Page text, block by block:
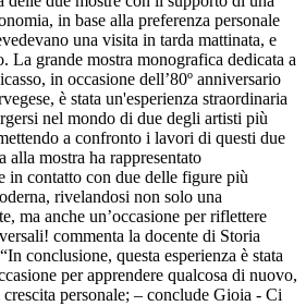
in base alla preferenza personale
una visita in tarda mattinata, e
La grande mostra monografica dedicata a
in occasione dell’80º anniversario
è stata un'esperienza straordinaria
nel mondo di due degli artisti più
a confronto i lavori di questi due
alla mostra ha rappresentato
in contatto con due delle figure più
rivelandosi non solo una
ma anche un’occasione per riflettere
commenta la docente di Storia
“In conclusione, questa esperienza è stata
per apprendere qualcosa di nuovo,
personale; – conclude Gioia - Ci